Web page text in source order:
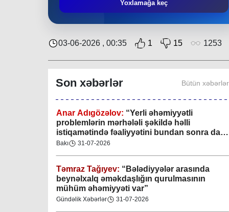
Yoxlamağa keç
03-06-2026 , 00:35 1 15 1253
Son xəbərlər Bütün xəbərlər
keçirilib
Gündəlik Xəbərlər 04-08-2026
Anar Adıgözəlov: “Yerli əhəmiyyətli
problemlərin mərhələli şəkildə həlli
istiqamətində fəaliyyətini bundan sonra da
davam etdirəcəkdir
Bakı 31-07-2026
Təmraz Tağıyev: “Bələdiyyələr arasında
beynəlxalq əməkdaşlığın qurulmasının
mühüm əhəmiyyəti var”
Gündəlik Xəbərlər 31-07-2026